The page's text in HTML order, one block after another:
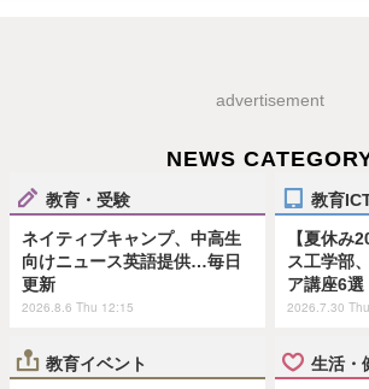
advertisement
NEWS
教育・受験
ネイティブキャンプ、中高生
向けニュース英語提供…毎日
更新
2026.8.6 Thu 12:15
教育
【夏休み
ス工学部
ア講座6選
2026.7.30
教育イベント 生活・